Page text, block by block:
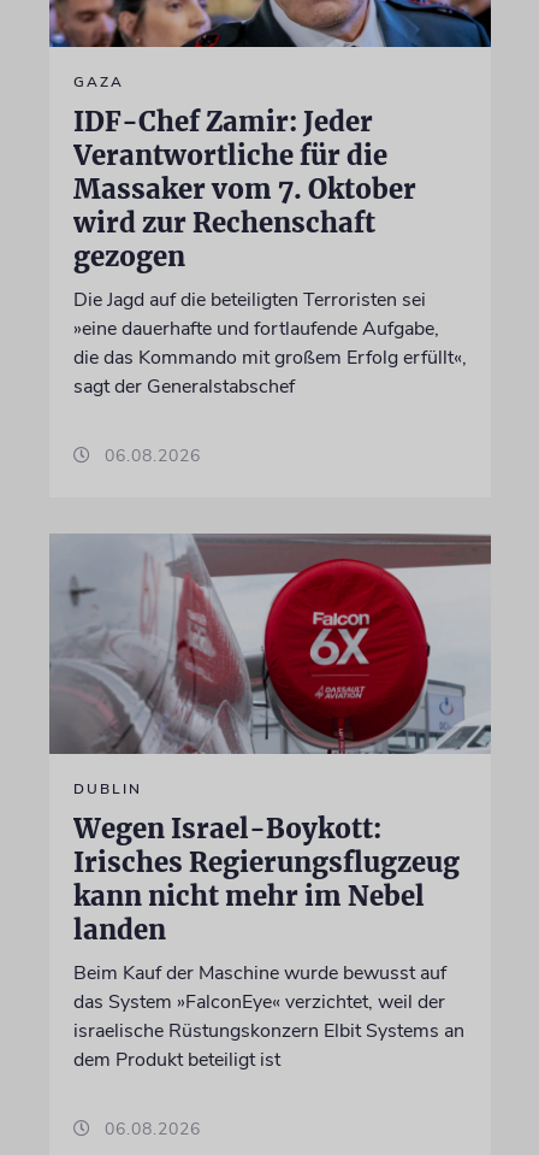
GAZA
IDF-Chef Zamir: Jeder
Verantwortliche für die
Massaker vom 7. Oktober
wird zur Rechenschaft
gezogen
Die Jagd auf die beteiligten Terroristen sei
»eine dauerhafte und fortlaufende Aufgabe,
die das Kommando mit großem Erfolg erfüllt«,
sagt der Generalstabschef
06.08.2026
DUBLIN
Wegen Israel-Boykott:
Irisches Regierungsflugzeug
kann nicht mehr im Nebel
landen
Beim Kauf der Maschine wurde bewusst auf
das System »FalconEye« verzichtet, weil der
israelische Rüstungskonzern Elbit Systems an
dem Produkt beteiligt ist
06.08.2026